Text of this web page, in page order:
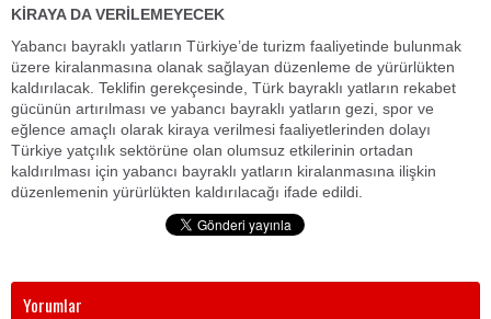
KİRAYA DA VERİLEMEYECEK
Yabancı bayraklı yatların Türkiye’de turizm faaliyetinde bulunmak
üzere kiralanmasına olanak sağlayan düzenleme de yürürlükten
kaldırılacak. Teklifin gerekçesinde, Türk bayraklı yatların rekabet
gücünün artırılması ve yabancı bayraklı yatların gezi, spor ve
eğlence amaçlı olarak kiraya verilmesi faaliyetlerinden dolayı
Türkiye yatçılık sektörüne olan olumsuz etkilerinin ortadan
kaldırılması için yabancı bayraklı yatların kiralanmasına ilişkin
düzenlemenin yürürlükten kaldırılacağı ifade edildi.
Yorumlar